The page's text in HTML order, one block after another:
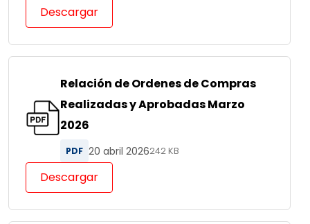
Descargar
Relación de Ordenes de Compras
Realizadas y Aprobadas Marzo
2026
PDF 20 abril 2026242 KB
Descargar